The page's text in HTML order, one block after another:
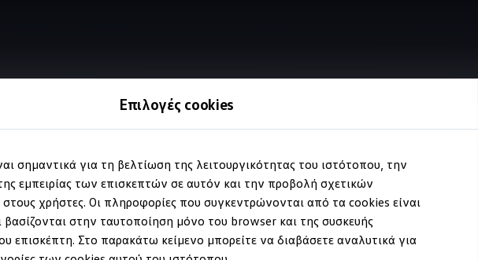
Επιλογές cookies
σημαντικά για τη βελτίωση της λειτουργικότητας του ιστότοπου, την
εμπειρίας των επισκεπτών σε αυτόν και την προβολή σχετικών
χρήστες. Οι πληροφορίες που συγκεντρώνονται από τα cookies είναι
βασίζονται στην ταυτοποίηση μόνο του browser και της συσκευής
επισκέπτη. Στο παρακάτω κείμενο μπορείτε να διαβάσετε αναλυτικά για
στοGolfσας.